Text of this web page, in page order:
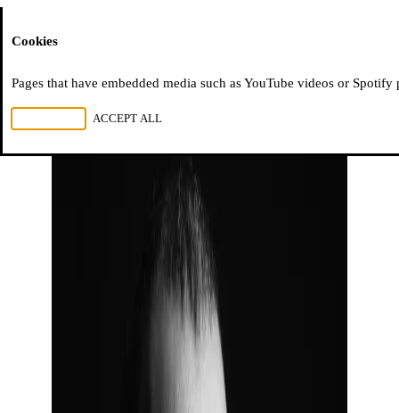
Cookies
Pages that have embedded media such as YouTube videos or
ACCEPT ALL